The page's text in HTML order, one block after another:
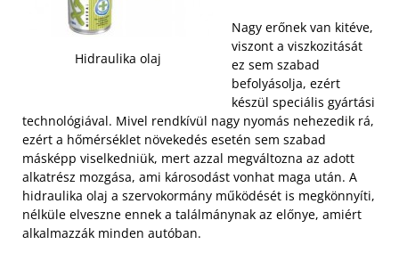
Hidraulika olaj
Nagy erőnek van kitéve,
viszont a viszkozitását
ez sem szabad
befolyásolja, ezért
készül speciális gyártási
technológiával. Mivel rendkívül nagy nyomás nehezedik rá,
ezért a hőmérséklet növekedés esetén sem szabad
másképp viselkedniük, mert azzal megváltozna az adott
alkatrész mozgása, ami károsodást vonhat maga után. A
hidraulika olaj a szervokormány működését is megkönnyíti,
nélküle elveszne ennek a találmánynak az előnye, amiért
alkalmazzák minden autóban.